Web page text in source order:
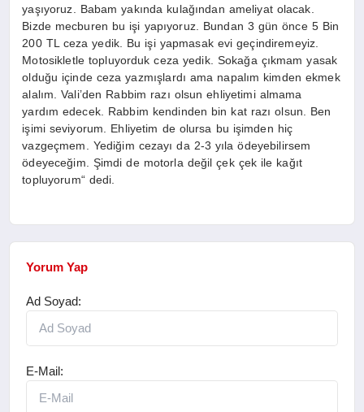
yaşıyoruz. Babam yakında kulağından ameliyat olacak.
Bizde mecburen bu işi yapıyoruz. Bundan 3 gün önce 5 Bin
200 TL ceza yedik. Bu işi yapmasak evi geçindiremeyiz.
Motosikletle topluyorduk ceza yedik. Sokağa çıkmam yasak
olduğu içinde ceza yazmışlardı ama napalım kimden ekmek
alalım. Vali’den Rabbim razı olsun ehliyetimi almama
yardım edecek. Rabbim kendinden bin kat razı olsun. Ben
işimi seviyorum. Ehliyetim de olursa bu işimden hiç
vazgeçmem. Yediğim cezayı da 2-3 yıla ödeyebilirsem
ödeyeceğim. Şimdi de motorla değil çek çek ile kağıt
topluyorum“ dedi.
Yorum Yap
Ad Soyad:
E-Mail: